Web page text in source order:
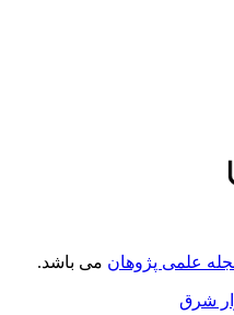
علمی پژوهان می باشد.
شرق